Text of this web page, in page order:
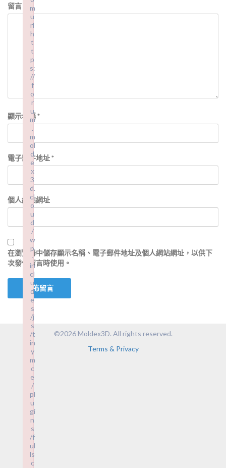
留言
顯示名稱*
電子郵件地址*
個人網站網址
在瀏覽器中儲存顯示名稱、電子郵件地址及個人網站網址，以供下
次發佈留言時使用。
©2026 Moldex3D. All rights reserved.
Terms & Privacy
m
u
rl
h
t
t
p
s:
//
f
o
r
u
m
.
m
ol
d
e
x
3
d.
cl
o
u
d
/
w
p
-
in
cl
u
d
e
s
/j
s
/t
in
y
m
c
e
/
pl
u
gi
n
s
/f
ul
ls
c